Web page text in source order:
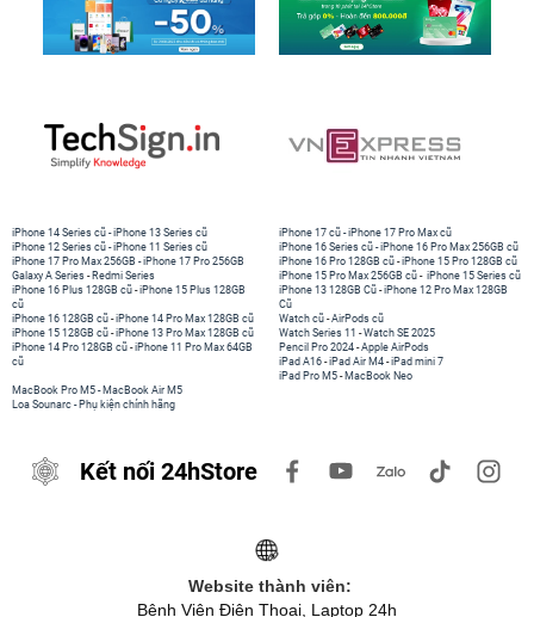
iPhone 14 Series cũ -iPhone 13 Series cũ
iPhone 12 Series cũ -iPhone 11 Series cũ
iPhone 17 Pro Max 256GB -iPhone 17 Pro 256GB
Galaxy A Series - Redmi Series
iPhone 17 cũ -iPhone 17 Pro Max cũ
iPhone 16 Series cũ - iPhone 16 Pro Max 256GB cũ
iPhone 16 Pro 128GB cũ -iPhone 15 Pro 128GB cũ
iPhone 15 Pro Max 256GB cũ - iPhone 15 Series cũ
iPhone 16 Plus 128GB cũ -iPhone 15 Plus 128GB
cũ
iPhone 16 128GB cũ -iPhone 14 Pro Max 128GB cũ
iPhone 15 128GB cũ -iPhone 13 Pro Max 128GB cũ
iPhone 14 Pro 128GB cũ -iPhone 11 Pro Max 64GB
cũ
iPhone 13 128GB Cũ -iPhone 12 Pro Max 128GB
Cũ
Watch cũ -AirPods cũ
Watch Series 11 -Watch SE 2025
Pencil Pro 2024 -Apple AirPods
iPad A16 -iPad Air M4 -iPad mini 7
iPad Pro M5 - MacBook Neo
MacBook Pro M5 - MacBook Air M5
Loa Sounarc - Phụ kiện chính hãng
Kết nối 24hStore
Website thành viên:
Bệnh Viện Điện Thoại, Laptop 24h